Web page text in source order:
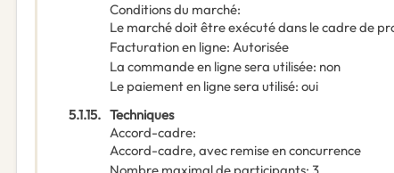
Conditions du marché:
Le marché doit être exécuté dans le cadre de
Facturation en ligne: Autorisée
La commande en ligne sera utilisée: non
Le paiement en ligne sera utilisé: oui
5.1.15. Techniques
Accord-cadre:
Accord-cadre, avec remise en concurrence